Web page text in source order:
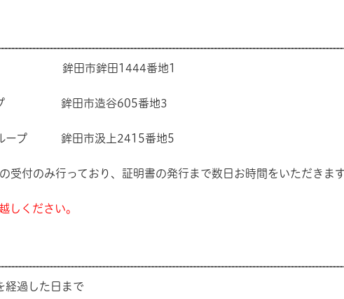
鉾田市鉾田1444番地1
プ 鉾田市造谷605番地3
ープ 鉾田市汲上2415番地5
受付のみ行っており、証明書の発行まで数日お時間をいただきま
しください。
過した日まで